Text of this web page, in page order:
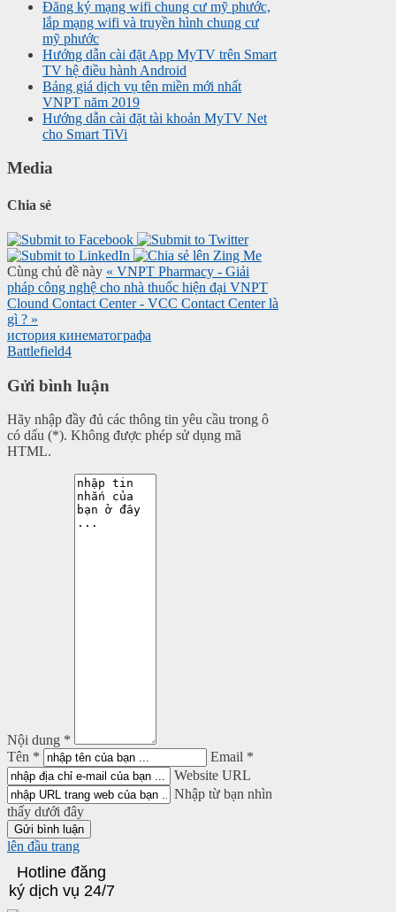
Đăng ký mạng wifi chung cư mỹ phước,
lắp mạng wifi và truyền hình chung cư
mỹ phước
Hướng dẫn cài đặt App MyTV trên Smart
TV hệ điều hành Android
Bảng giá dịch vụ tên miền mới nhất
VNPT năm 2019
Hướng dẫn cài đặt tài khoản MyTV Net
cho Smart TiVi
Media
Chia sẻ
Cùng chủ đề này « VNPT Pharmacy - Giải
pháp công nghệ cho nhà thuốc hiện đại VNPT
Clound Contact Center - VCC Contact Center là
gì ? »
история кинематографа
Battlefield4
Gửi bình luận
Hãy nhập đầy đủ các thông tin yêu cầu trong ô
có dấu (*). Không được phép sử dụng mã
HTML.
Nội dung *
Tên *
Email *
Website URL
Nhập từ bạn nhìn
thấy dưới đây
lên đầu trang
Hotline đăng
ký dịch vụ 24/7